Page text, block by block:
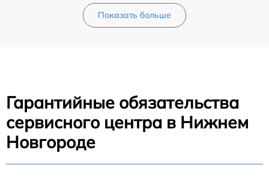
Показать больше
Гарантийные обязательства
сервисного центра в Нижнем
Новгороде